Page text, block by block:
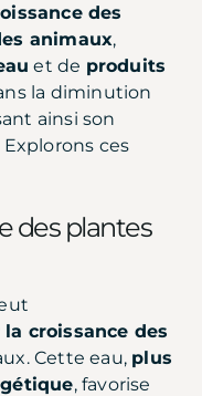
des
animaux,
et de produits
la diminution
ainsi son
ces
des plantes
croissance des
Cette eau, plus
, favorise